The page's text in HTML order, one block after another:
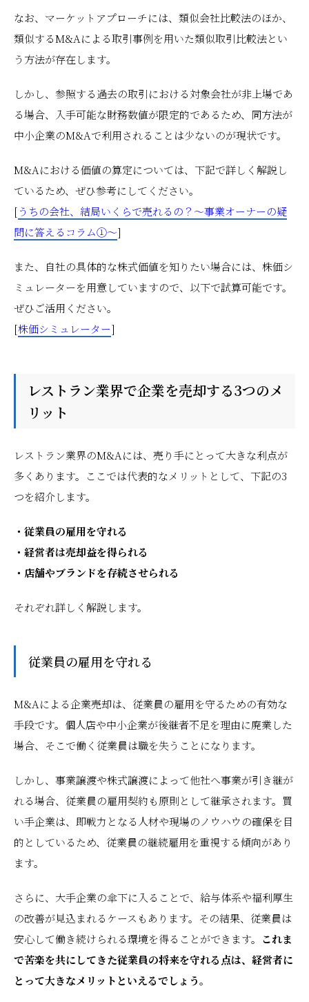
なお、マーケットアプローチには、類似会社比較法のほか、
類似するM&Aによる取引事例を用いた類似取引比較法とい
う方法が存在します。
しかし、参照する過去の取引における対象会社が非上場であ
る場合、入手可能な財務数値が限定的であるため、同方法が
中小企業のM&Aで利用されることは少ないのが現状です。
M&Aにおける価値の算定については、下記で詳しく解説し
ているため、ぜひ参考にしてください。
[うちの会社、結局いくらで売れるの？～事業オーナーの疑
問に答えるコラム①～]
また、自社の具体的な株式価値を知りたい場合には、株価シ
ミュレーターを用意していますので、以下で試算可能です。
ぜひご活用ください。
[株価シミュレーター]
レストラン業界で企業を売却する3つのメ
リット
レストラン業界のM&Aには、売り手にとって大きな利点が
多くあります。ここでは代表的なメリットとして、下記の3
つを紹介します。
・従業員の雇用を守れる
・経営者は売却益を得られる
・店舗やブランドを存続させられる
それぞれ詳しく解説します。
従業員の雇用を守れる
M&Aによる企業売却は、従業員の雇用を守るための有効な
手段です。個人店や中小企業が後継者不足を理由に廃業した
場合、そこで働く従業員は職を失うことになります。
しかし、事業譲渡や株式譲渡によって他社へ事業が引き継が
れる場合、従業員の雇用契約も原則として継承されます。買
い手企業は、即戦力となる人材や現場のノウハウの確保を目
的としているため、従業員の継続雇用を重視する傾向があり
ます。
さらに、大手企業の傘下に入ることで、給与体系や福利厚生
の改善が見込まれるケースもあります。その結果、従業員は
安心して働き続けられる環境を得ることができます。 これま
で苦楽を共にしてきた従業員の将来を守れる点は、経営者に
とって大きなメリットといえるでしょう。